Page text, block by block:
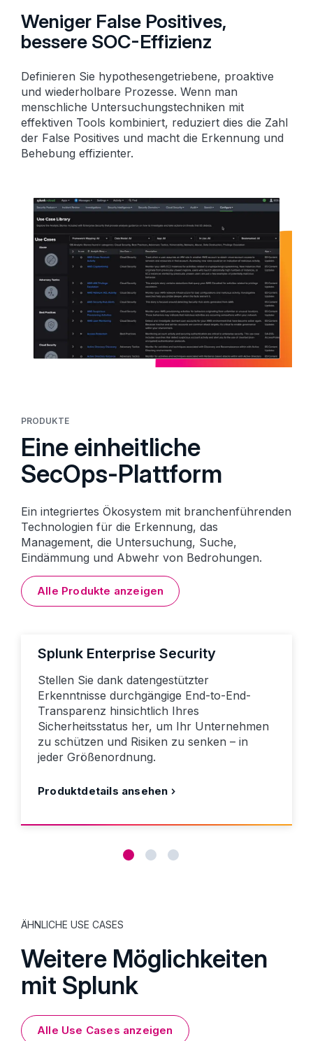
Weniger False Positives,
bessere SOC-Effizienz
Definieren Sie hypothesengetriebene, proaktive
und wiederholbare Prozesse. Wenn man
menschliche Untersuchungstechniken mit
effektiven Tools kombiniert, reduziert dies die Zahl
der False Positives und macht die Erkennung und
Behebung effizienter.
PRODUKTE
Eine einheitliche
SecOps-Plattform
Ein integriertes Ökosystem mit branchenführenden
Technologien für die Erkennung, das
Management, die Untersuchung, Suche,
Eindämmung und Abwehr von Bedrohungen.
Alle Produkte anzeigen
Splunk Enterprise Security
Stellen Sie dank datengestützter
Erkenntnisse durchgängige End-to-End-
Transparenz hinsichtlich Ihres
Sicherheitsstatus her, um Ihr Unternehmen
zu schützen und Risiken zu senken – in
jeder Größenordnung.
Produktdetails ansehen
ÄHNLICHE USE CASES
Weitere Möglichkeiten
mit Splunk
Alle Use Cases anzeigen